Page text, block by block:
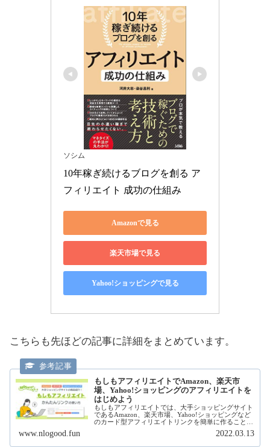
ソシム
10年稼ぎ続けるブログを創る ア
フィリエイト 成功の仕組み
Amazonで見る
楽天市場で見る
Yahoo!ショッピングで見る
こちらも先ほどの記事に詳細をまとめています。
もしもアフィリエイトでAmazon、楽天市
場、Yahoo!ショッピングのアフィリエイトを
はじめよう
もしもアフィリエイトでは、大手ショッピングサイト
であるAmazon、楽天市場、Yahoo!ショッピングなど
のカード型アフィリエイトリンクを簡単に作ることが
できます。もしもアフィリエイトの初期登録からリン
www.nlogood.fun 2022.03.13